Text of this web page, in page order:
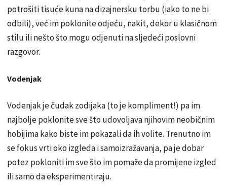
potrošiti tisuće kuna na dizajnersku torbu (iako to ne bi
odbili), već im poklonite odjeću, nakit, dekor u klasičnom
stilu ili nešto što mogu odjenuti na sljedeći poslovni
razgovor.
Vodenjak
Vodenjak je čudak zodijaka (to je kompliment!) pa im
najbolje poklonite sve što udovoljava njihovim neobičnim
hobijima kako biste im pokazali da ih volite. Trenutno im
se fokus vrti oko izgleda i samoizražavanja, pa je dobar
potez pokloniti im sve što im pomaže da promijene izgled
ili samo da eksperimentiraju.